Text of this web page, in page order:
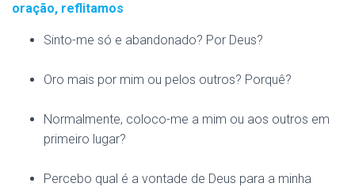
oração, reflitamos
Sinto-me só e abandonado? Por Deus?
Oro mais por mim ou pelos outros? Porquê?
Normalmente, coloco-me a mim ou aos outros em
primeiro lugar?
Percebo qual é a vontade de Deus para a minha